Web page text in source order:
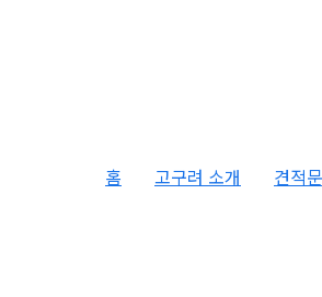
홈 고구려 소개 견적